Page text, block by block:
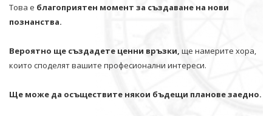
Това е благоприятен момент за създаване на нови
познанства.
Вероятно ще създадете ценни връзки, ще намерите хора,
които споделят вашите професионални интереси.
Ще може да осъществите някои бъдещи планове заедно.